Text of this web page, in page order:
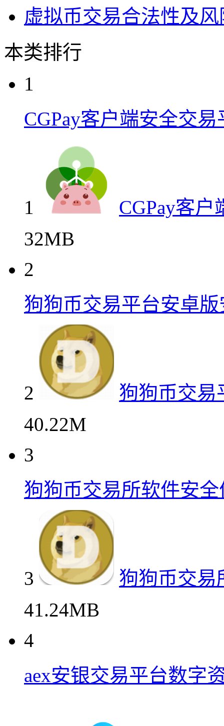
虚拟币交易合法性及
本类排行
1
CGPay客户端安全交易
1
CGPay客
32MB
2
狗狗币交易平台安卓
2
狗狗币交易
40.22M
3
狗狗币交易所软件安
3
狗狗币交易
41.24MB
4
aex安银交易平台数字